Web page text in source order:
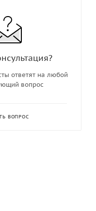
ответят на любой
вопрос
ВОПРОС